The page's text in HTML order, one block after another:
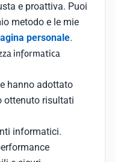
e proattiva. Puoi
metodo e le mie
personale.
informatica
hanno adottato
ottenuto risultati
informatici.